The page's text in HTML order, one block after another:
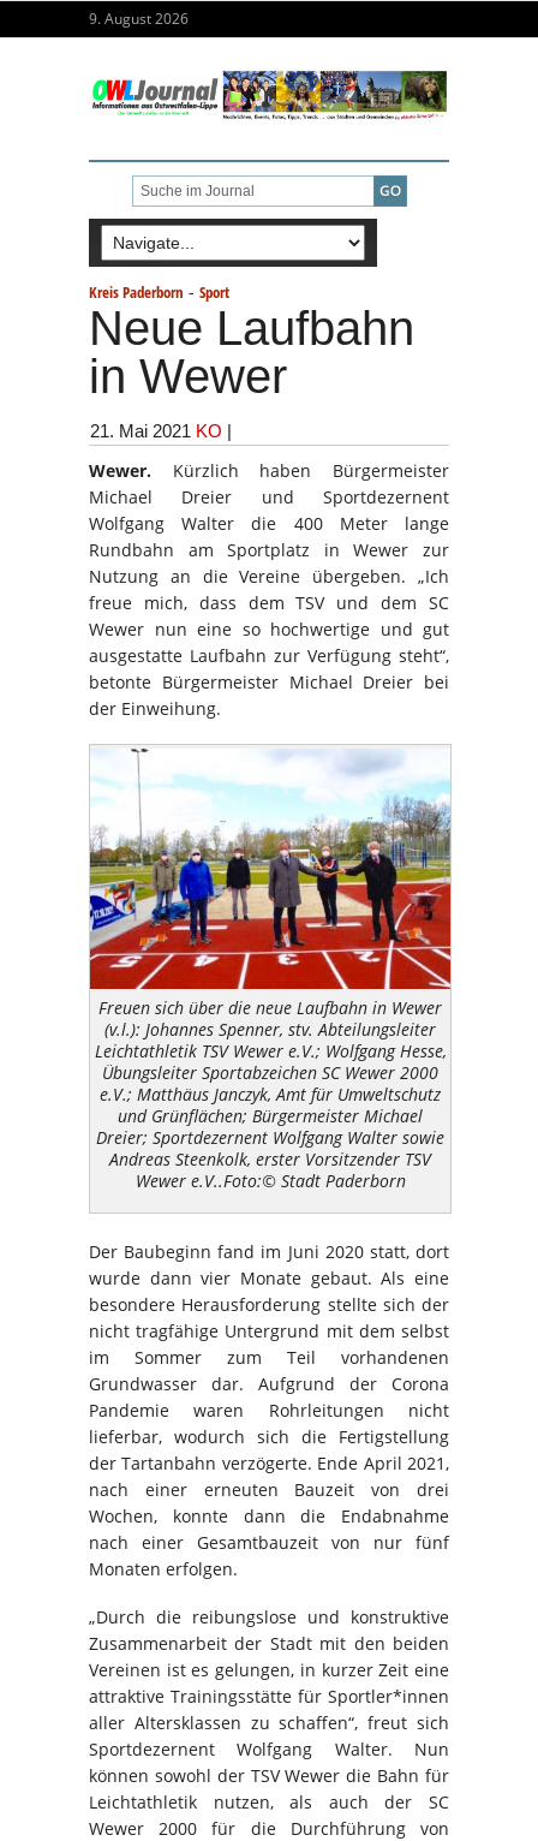
9. August 2026
Kreis Paderborn - Sport
Neue Laufbahn
in Wewer
21. Mai 2021 KO |
Wewer.
Kürzlich haben Bürgermeister
Michael Dreier und Sportdezernent
Wolfgang Walter die 400 Meter lange
Rundbahn am Sportplatz in Wewer zur
Nutzung an die Vereine übergeben. „Ich
freue mich, dass dem TSV und dem SC
Wewer nun eine so hochwertige und gut
ausgestatte Laufbahn zur Verfügung steht“,
betonte Bürgermeister Michael Dreier bei
der Einweihung.
Freuen sich über die neue Laufbahn in Wewer
(v.l.): Johannes Spenner, stv. Abteilungsleiter
Leichtathletik TSV Wewer e.V.; Wolfgang Hesse,
Übungsleiter Sportabzeichen SC Wewer 2000
e.V.; Matthäus Janczyk, Amt für Umweltschutz
und Grünflächen; Bürgermeister Michael
Dreier; Sportdezernent Wolfgang Walter sowie
Andreas Steenkolk, erster Vorsitzender TSV
Wewer e.V..Foto:© Stadt Paderborn
Der Baubeginn fand im Juni 2020 statt, dort
wurde dann vier Monate gebaut. Als eine
besondere Herausforderung stellte sich der
nicht tragfähige Untergrund mit dem selbst
im Sommer zum Teil vorhandenen
Grundwasser dar. Aufgrund der Corona
Pandemie waren Rohrleitungen nicht
lieferbar, wodurch sich die Fertigstellung
der Tartanbahn verzögerte. Ende April 2021,
nach einer erneuten Bauzeit von drei
Wochen, konnte dann die Endabnahme
nach einer Gesamtbauzeit von nur fünf
Monaten erfolgen.
„Durch die reibungslose und konstruktive
Zusammenarbeit der Stadt mit den beiden
Vereinen ist es gelungen, in kurzer Zeit eine
attraktive Trainingsstätte für Sportler*innen
aller Altersklassen zu schaffen“, freut sich
Sportdezernent Wolfgang Walter. Nun
können sowohl der TSV Wewer die Bahn für
Leichtathletik nutzen, als auch der SC
Wewer 2000 für die Durchführung von